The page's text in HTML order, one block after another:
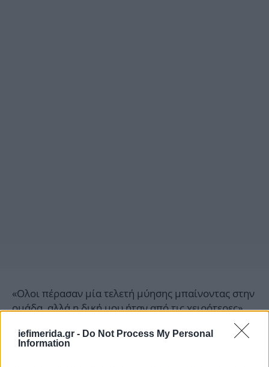
iefimerida.gr - Do Not Process My Personal
Information
«Ολοι πέρασαν μία τελετή μύησης μπαίνοντας στην
ομάδα, αλλά η δική μου ήταν από τις χειρότερες»,
τελετουργικό στο «The Class of 92», ένα
ντοκιμαντέρ για έξι παίκτες που έγραψαν ιστορία